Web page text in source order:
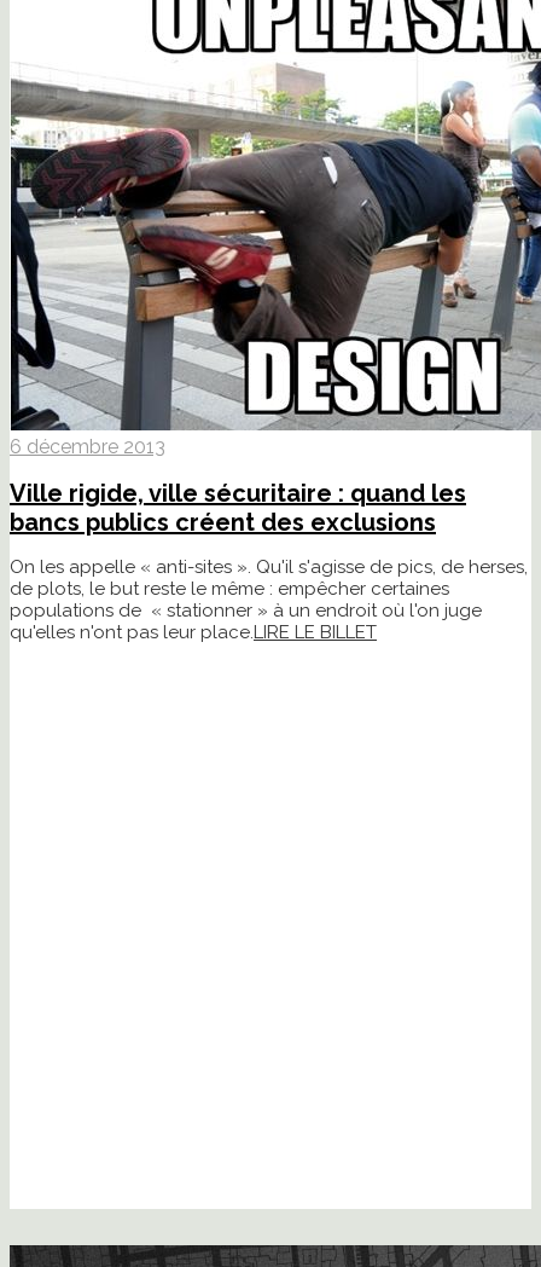
6 décembre 2013
Ville rigide, ville sécuritaire : quand les
bancs publics créent des exclusions
On les appelle « anti-sites ». Qu'il s'agisse de pics, de herses,
de plots, le but reste le même : empêcher certaines
populations de « stationner » à un endroit où l'on juge
qu'elles n'ont pas leur place.LIRE LE BILLET